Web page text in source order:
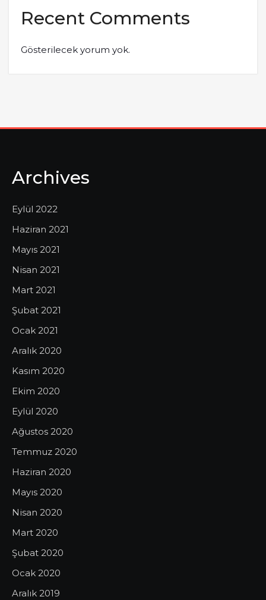
Recent Comments
Gösterilecek yorum yok.
Archives
Eylül 2022
Haziran 2021
Mayıs 2021
Nisan 2021
Mart 2021
Şubat 2021
Ocak 2021
Aralık 2020
Kasım 2020
Ekim 2020
Eylül 2020
Ağustos 2020
Temmuz 2020
Haziran 2020
Mayıs 2020
Nisan 2020
Mart 2020
Şubat 2020
Ocak 2020
Aralık 2019